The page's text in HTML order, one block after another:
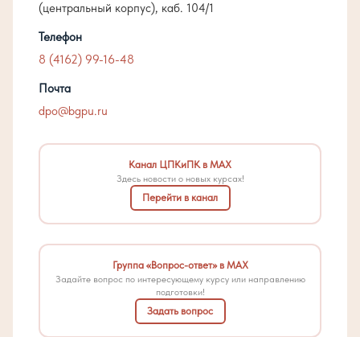
(центральный корпус), каб. 104/1
Телефон
8 (4162) 99-16-48
Почта
dpo@bgpu.ru
Канал ЦПКиПК в MAX
Здесь новости о новых курсах!
Перейти в канал
Группа «Вопрос-ответ» в MAX
Задайте вопрос по интересующему курсу или направлению
подготовки!
Задать вопрос